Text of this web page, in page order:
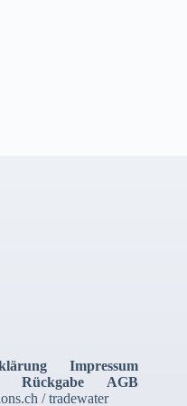
Impressum
Rückgabe
AGB
/ tradewater